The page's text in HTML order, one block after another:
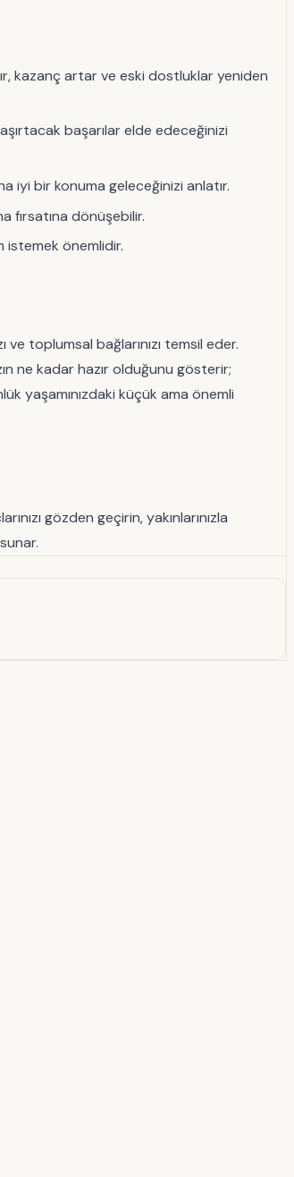
kazanç artar ve eski dostluklar yeniden
başarılar elde edeceğinizi
iyi bir konuma geleceğinizi anlatır.
fırsatına dönüşebilir.
istemek önemlidir.
ve toplumsal bağlarınızı temsil eder.
ne kadar hazır olduğunu gösterir;
yaşamınızdaki küçük ama önemli
gözden geçirin, yakınlarınızla